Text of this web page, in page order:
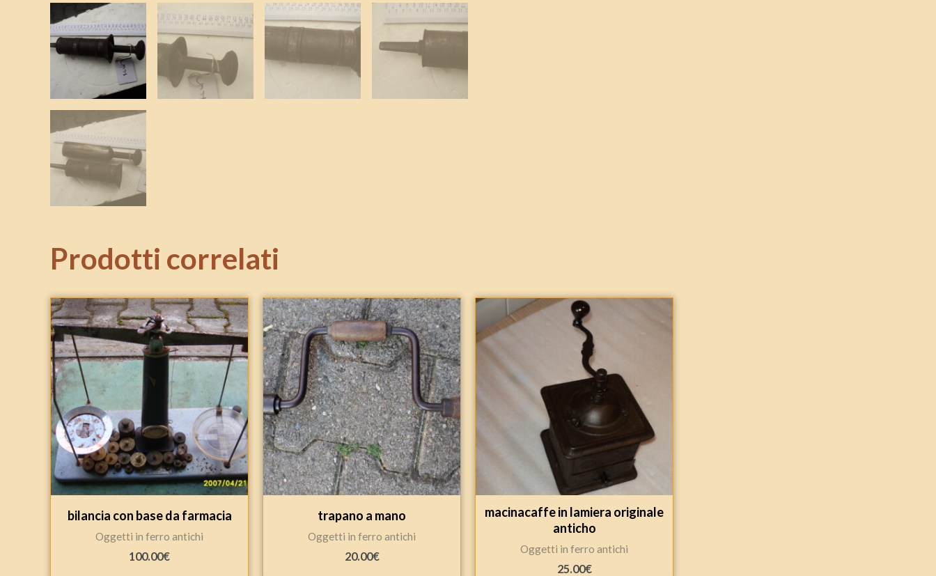
Prodotti correlati
bilancia con base da farmacia
Oggetti in ferro antichi
100.00€
trapano a mano
Oggetti in ferro antichi
20.00€
macinacaffe in lamiera originale
anticho
Oggetti in ferro antichi
25.00€